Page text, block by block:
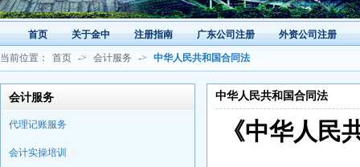
首页 关于金中 注册指南 广东公司注册 外资公司注册
当前位置： 首页 -> 会计服务 -> 中华人民共和国合同法
会计服务
代理记账服务
会计实操培训
中华人民共和国合同法
《中华人民